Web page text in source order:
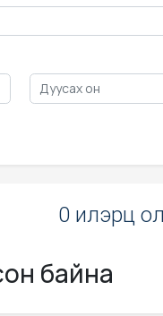
0 илэрц
байна